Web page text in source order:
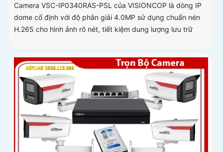
Camera VSC-IP0340RAS-PSL của VISIONCOP là dòng IP
dome cố định với độ phân giải 4.0MP sử dụng chuẩn nén
H.265 cho hình ảnh rõ nét, tiết kiệm dung lượng lưu trữ